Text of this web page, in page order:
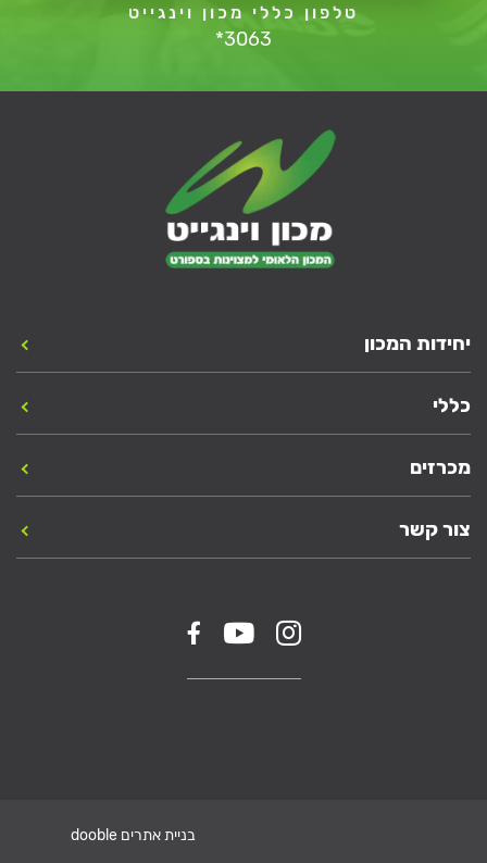
טלפון כללי מכון וינגייט
*3063
יחידות המכון
כללי
מכרזים
צור קשר
בניית אתרים dooble